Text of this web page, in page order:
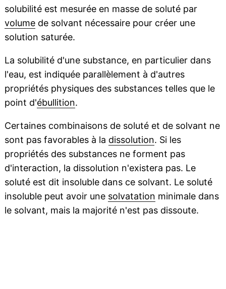
solubilité est mesurée en masse de soluté par
volumede solvant nécessaire pour créer une
solution saturée.
La solubilité d'une substance, en particulier dans
l'eau, est indiquée parallèlement à d'autres
propriétés physiques des substances telles que le
point d'ébullition.
Certaines combinaisons de soluté et de solvant ne
sont pas favorables à la dissolution. Si les
propriétés des substances ne forment pas
d'interaction, la dissolution n'existera pas. Le
soluté est dit insoluble dans ce solvant. Le soluté
insoluble peut avoir une solvatation minimale dans
le solvant, mais la majorité n'est pas dissoute.